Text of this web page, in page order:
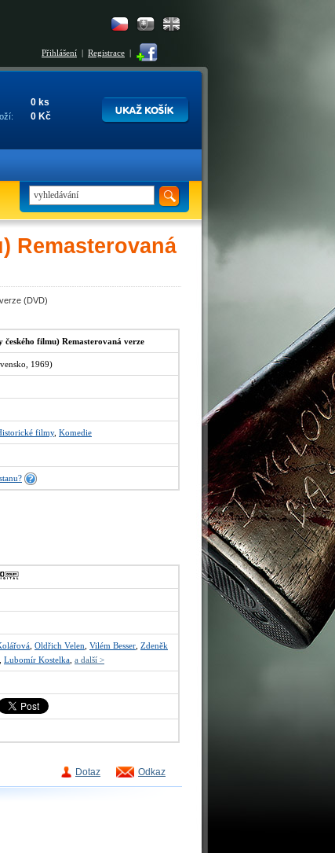
Přihlášení | Registrace |
0 ks
0 Kč
Remasterovaná
(DVD)
filmu) Remasterovaná verze
1969)
filmy, Komedie
Oldřich Velen Vilém Besser Zdeněk
Lubomír Kostelka a další >
Dotaz Odkaz